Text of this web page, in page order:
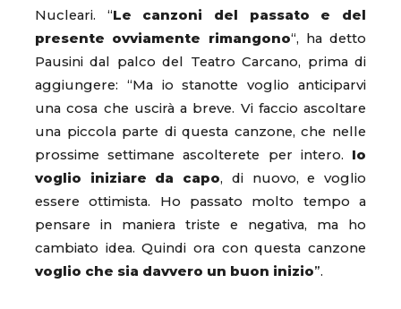
Nucleari. “Le canzoni del passato e del
presente ovviamente rimangono“, ha detto
Pausini dal palco del Teatro Carcano, prima di
aggiungere: “Ma io stanotte voglio anticiparvi
una cosa che uscirà a breve. Vi faccio ascoltare
una piccola parte di questa canzone, che nelle
prossime settimane ascolterete per intero. Io
voglio iniziare da capo, di nuovo, e voglio
essere ottimista. Ho passato molto tempo a
pensare in maniera triste e negativa, ma ho
cambiato idea. Quindi ora con questa canzone
voglio che sia davvero un buon inizio”.